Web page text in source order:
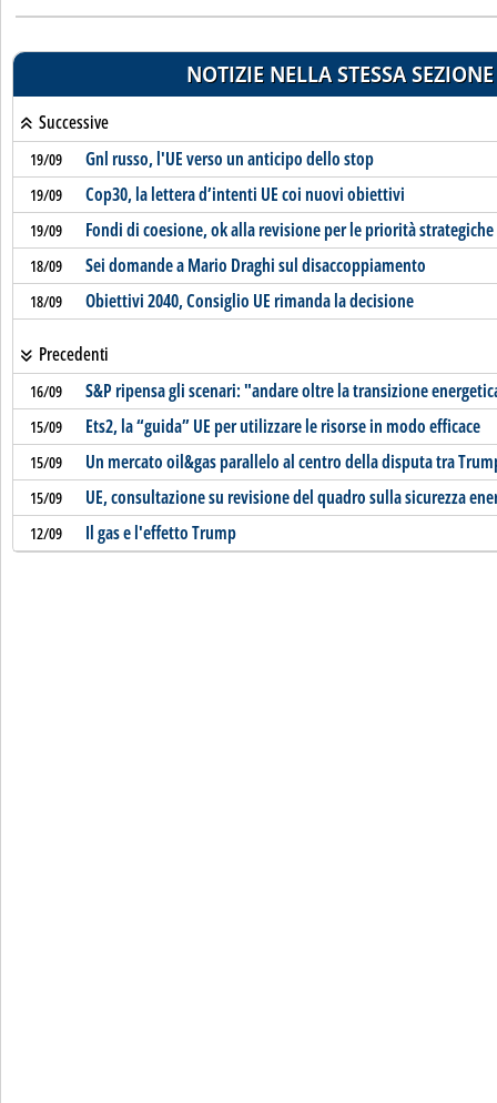
NOTIZIE NELLA STESSA SEZIONE
Successive
19/09 Gnl russo, l'UE verso un anticipo dello stop
19/09 Cop30, la lettera d’intenti UE coi nuovi obiettivi
19/09 Fondi di coesione, ok alla revisione per le priorità strategiche
18/09 Sei domande a Mario Draghi sul disaccoppiamento
18/09 Obiettivi 2040, Consiglio UE rimanda la decisione
Precedenti
16/09 S&P ripensa gli scenari: "andare oltre la transizione
15/09 Ets2, la “guida” UE per utilizzare le risorse in modo efficace
15/09 Un mercato oil&gas parallelo al centro della disputa tra
15/09 UE, consultazione su revisione del quadro sulla sicurezza
12/09 Il gas e l'effetto Trump